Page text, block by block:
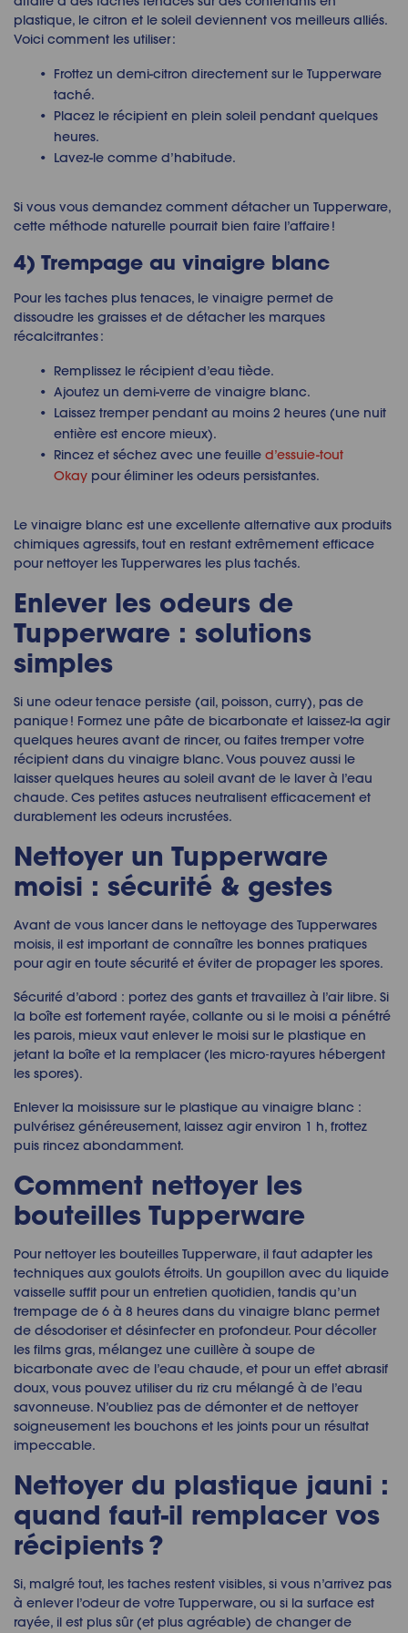
plastique, le citron et le soleil deviennent vos meilleurs alliés.
Voici comment les utiliser :
Frottez un demi-citron directement sur le Tupperware
taché.
Placez le récipient en plein soleil pendant quelques
heures.
Lavez-le comme d’habitude.
Si vous vous demandez comment détacher un Tupperware,
cette méthode naturelle pourrait bien faire l’affaire !
4) Trempage au vinaigre blanc
Pour les taches plus tenaces, le vinaigre permet de
dissoudre les graisses et de détacher les marques
récalcitrantes :
Remplissez le récipient d’eau tiède.
Ajoutez un demi-verre de vinaigre blanc.
Laissez tremper pendant au moins 2 heures (une nuit
entière est encore mieux).
Rincez et séchez avec une feuille d’essuie-tout
Okay pour éliminer les odeurs persistantes.
Le vinaigre blanc est une excellente alternative aux produits
chimiques agressifs, tout en restant extrêmement efficace
pour nettoyer les Tupperwares les plus tachés.
Enlever les odeurs de
Tupperware : solutions
simples
Si une odeur tenace persiste (ail, poisson, curry), pas de
panique ! Formez une pâte de bicarbonate et laissez-la agir
quelques heures avant de rincer, ou faites tremper votre
récipient dans du vinaigre blanc. Vous pouvez aussi le
laisser quelques heures au soleil avant de le laver à l’eau
chaude. Ces petites astuces neutralisent efficacement et
durablement les odeurs incrustées.
Nettoyer un Tupperware
moisi : sécurité & gestes
Avant de vous lancer dans le nettoyage des Tupperwares
moisis, il est important de connaître les bonnes pratiques
pour agir en toute sécurité et éviter de propager les spores.
Sécurité d’abord : portez des gants et travaillez à l’air libre. Si
la boîte est fortement rayée, collante ou si le moisi a pénétré
les parois, mieux vaut enlever le moisi sur le plastique en
jetant la boîte et la remplacer (les micro‑rayures hébergent
les spores).
Enlever la moisissure sur le plastique au vinaigre blanc :
pulvérisez généreusement, laissez agir environ 1 h, frottez
puis rincez abondamment.
Comment nettoyer les
bouteilles Tupperware
Pour nettoyer les bouteilles Tupperware, il faut adapter les
techniques aux goulots étroits. Un goupillon avec du liquide
vaisselle suffit pour un entretien quotidien, tandis qu’un
trempage de 6 à 8 heures dans du vinaigre blanc permet
de désodoriser et désinfecter en profondeur. Pour décoller
les films gras, mélangez une cuillère à soupe de
bicarbonate avec de l’eau chaude, et pour un effet abrasif
doux, vous pouvez utiliser du riz cru mélangé à de l’eau
savonneuse. N’oubliez pas de démonter et de nettoyer
soigneusement les bouchons et les joints pour un résultat
impeccable.
Nettoyer du plastique jauni :
quand faut-il remplacer vos
récipients ?
Si, malgré tout, les taches restent visibles, si vous n’arrivez pas
à enlever l’odeur de votre Tupperware, ou si la surface est
rayée, il est plus sûr (et plus agréable) de changer de